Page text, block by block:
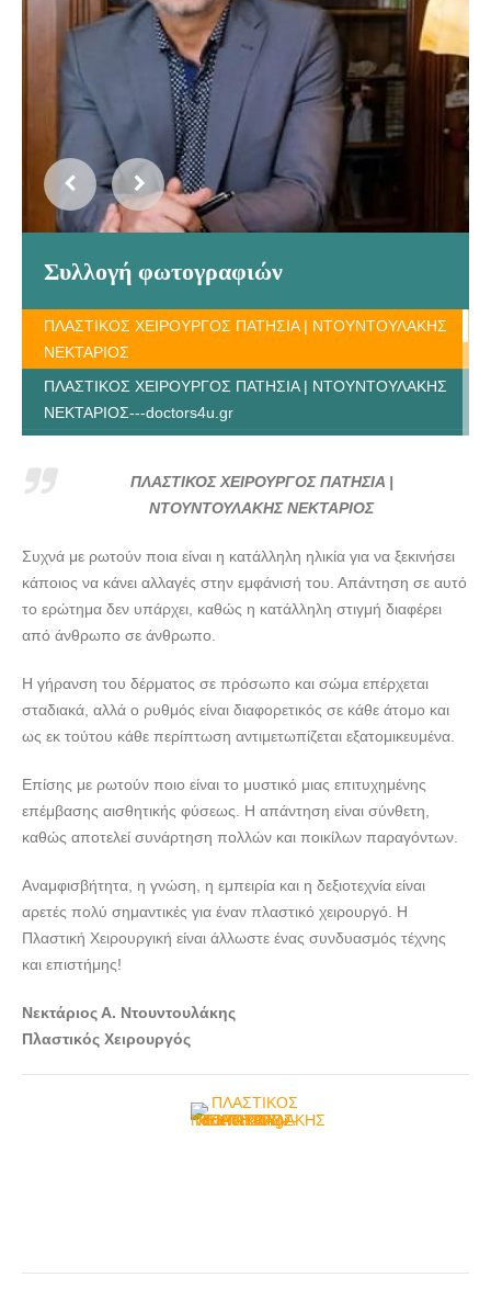
Συλλογή φωτογραφιών
ΠΛΑΣΤΙΚΟΣ ΧΕΙΡΟΥΡΓΟΣ ΠΑΤΗΣΙΑ | ΝΤΟΥΝΤΟΥΛΑΚΗΣ
ΝΕΚΤΑΡΙΟΣ
ΠΛΑΣΤΙΚΟΣ ΧΕΙΡΟΥΡΓΟΣ ΠΑΤΗΣΙΑ | ΝΤΟΥΝΤΟΥΛΑΚΗΣ
ΝΕΚΤΑΡΙΟΣ---doctors4u.gr
ΝΕΚΤΑΡΙΟΣ---doctors4u.gr
ΠΛΑΣΤΙΚΟΣ ΧΕΙΡΟΥΡΓΟΣ ΠΑΤΗΣΙΑ | ΝΤΟΥΝΤΟΥΛΑΚΗΣ
ΠΛΑΣΤΙΚΟΣ ΧΕΙΡΟΥΡΓΟΣ ΠΑΤΗΣΙΑ | ΝΤΟΥΝΤΟΥΛΑΚΗΣ
ΝΕΚΤΑΡΙΟΣ---doctors4u.gr
ΠΛΑΣΤΙΚΟΣ ΧΕΙΡΟΥΡΓΟΣ ΠΑΤΗΣΙΑ | ΝΤΟΥΝΤΟΥΛΑΚΗΣ
ΠΛΑΣΤΙΚΟΣ ΧΕΙΡΟΥΡΓΟΣ ΠΑΤΗΣΙΑ | ΝΤΟΥΝΤΟΥΛΑΚΗΣ
ΝΕΚΤΑΡΙΟΣ---doctors4u.gr
ΠΛΑΣΤΙΚΟΣ ΧΕΙΡΟΥΡΓΟΣ ΠΑΤΗΣΙΑ | ΝΤΟΥΝΤΟΥΛΑΚΗΣ
ΠΛΑΣΤΙΚΟΣ ΧΕΙΡΟΥΡΓΟΣ ΠΑΤΗΣΙΑ |
ΝΤΟΥΝΤΟΥΛΑΚΗΣ ΝΕΚΤΑΡΙΟΣ
Συχνά με ρωτούν ποια είναι η κατάλληλη ηλικία για να ξεκινήσει
κάποιος να κάνει αλλαγές στην εμφάνισή του. Απάντηση σε αυτό
το ερώτημα δεν υπάρχει, καθώς η κατάλληλη στιγμή διαφέρει
από άνθρωπο σε άνθρωπο.
Η γήρανση του δέρματος σε πρόσωπο και σώμα επέρχεται
σταδιακά, αλλά ο ρυθμός είναι διαφορετικός σε κάθε άτομο και
ως εκ τούτου κάθε περίπτωση αντιμετωπίζεται εξατομικευμένα.
Επίσης με ρωτούν ποιο είναι το μυστικό μιας επιτυχημένης
επέμβασης αισθητικής φύσεως. Η απάντηση είναι σύνθετη,
καθώς αποτελεί συνάρτηση πολλών και ποικίλων παραγόντων.
Αναμφισβήτητα, η γνώση, η εμπειρία και η δεξιοτεχνία είναι
αρετές πολύ σημαντικές για έναν πλαστικό χειρουργό. Η
Πλαστική Χειρουργική είναι άλλωστε ένας συνδυασμός τέχνης
και επιστήμης!
Νεκτάριος Α. Ντουντουλάκης
Πλαστικός Χειρουργός